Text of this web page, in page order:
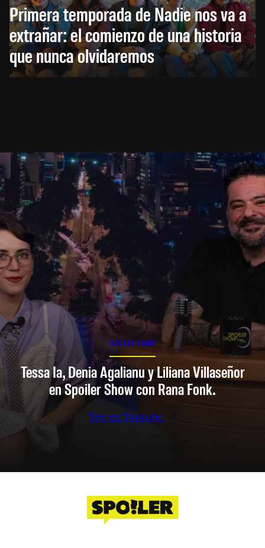
Primera temporada de Nadie nos va a
extrañar: el comienzo de una historia
que nunca olvidaremos
SPOILER SHOW
Tessa Ia, Denia Agalianu y Liliana Villaseñor
en Spoiler Show con Rana Fonk.
Ver en Youtube